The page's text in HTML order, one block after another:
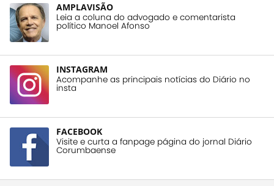
AMPLAVISÃO
Leia a coluna do advogado e comentarista
político Manoel Afonso
INSTAGRAM
Acompanhe as principais notícias do Diário no
insta
FACEBOOK
Visite e curta a fanpage página do jornal Diário
Corumbaense